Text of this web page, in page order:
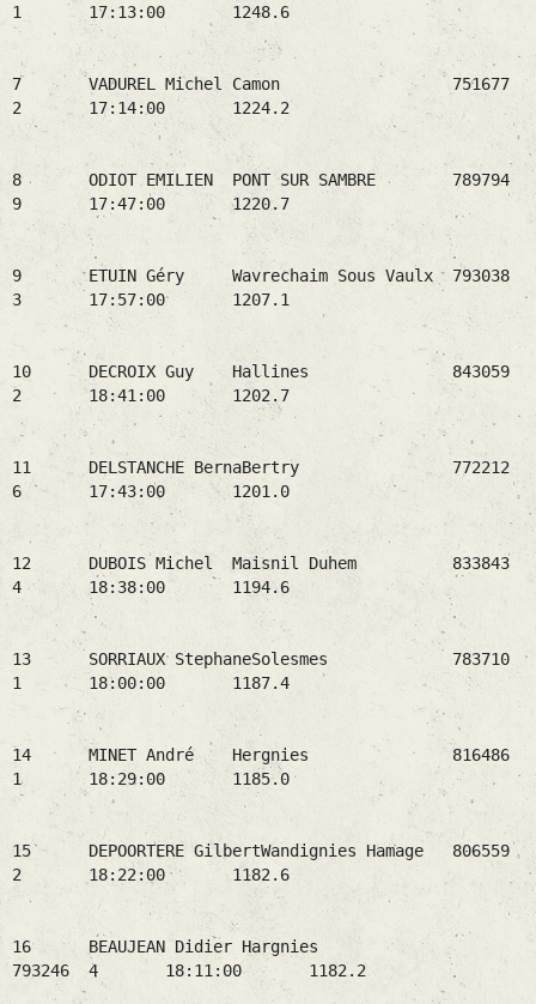
1 17:13:00 1248.6
7 VADUREL Michel Camon 751677
2 17:14:00 1224.2
8 ODIOT EMILIEN PONT SUR SAMBRE 789794
9 17:47:00 1220.7
9 ETUIN Géry Wavrechaim Sous Vaulx 793038
3 17:57:00 1207.1
10 DECROIX Guy Hallines 843059
2 18:41:00 1202.7
11 DELSTANCHE BernaBertry 772212
6 17:43:00 1201.0
12 DUBOIS Michel Maisnil Duhem 833843
4 18:38:00 1194.6
13 SORRIAUX StephaneSolesmes 783710
1 18:00:00 1187.4
14 MINET André Hergnies 816486
1 18:29:00 1185.0
15 DEPOORTERE GilbertWandignies Hamage 806559
2 18:22:00 1182.6
16 BEAUJEAN Didier Hargnies
793246 4 18:11:00 1182.2